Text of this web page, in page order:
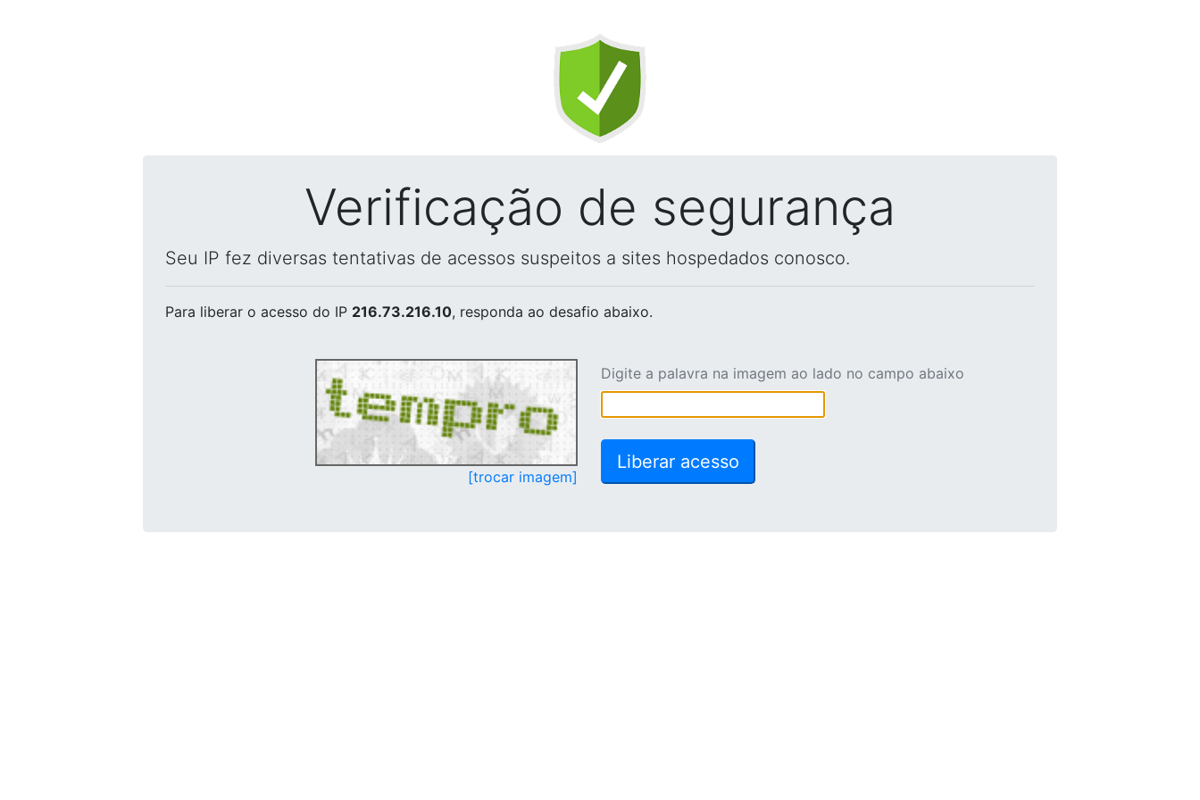
Verificação de segurança
Seu IP fez diversas tentativas de acessos suspeitos a sites hospedados conosco.
Para liberar o acesso do IP 216.73.216.10, responda ao desafio abaixo.
[trocar imagem]
Digite a palavra na imagem ao lado no campo abaixo